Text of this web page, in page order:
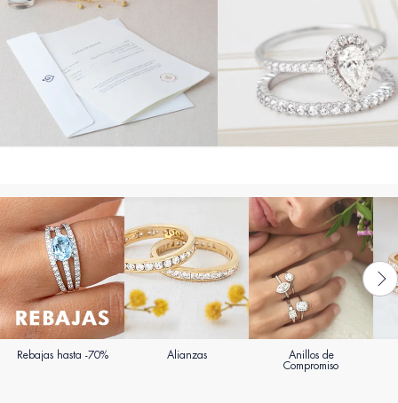
Rebajas hasta -70% Alianzas Anillos de
Compromiso